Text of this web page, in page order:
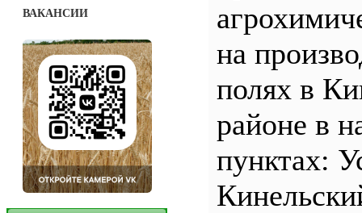
ВАКАНСИИ
на
полях в
районе в
пунктах: